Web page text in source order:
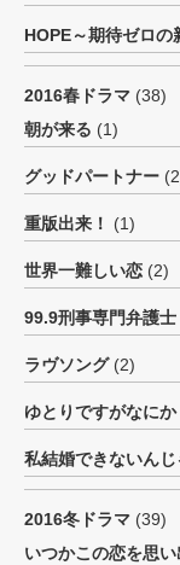
HOPE～期待ゼロの
2016春ドラマ (38)
朝が来る (1)
グッドパートナー
重版出来！ (1)
世界一難しい恋 (2)
99.9刑事専門弁護士
ラヴソング(2)
ゆとりですがなにか
私結婚できないん
2016冬ドラマ (39)
いつかこの恋を思